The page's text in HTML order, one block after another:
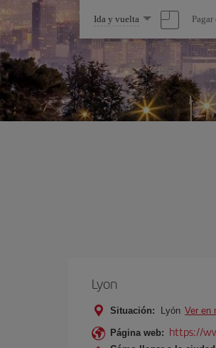
Seleccione
una
opción
Ida y vuelta
Lyon
Situación: Lyón Ver en
Página web: https://